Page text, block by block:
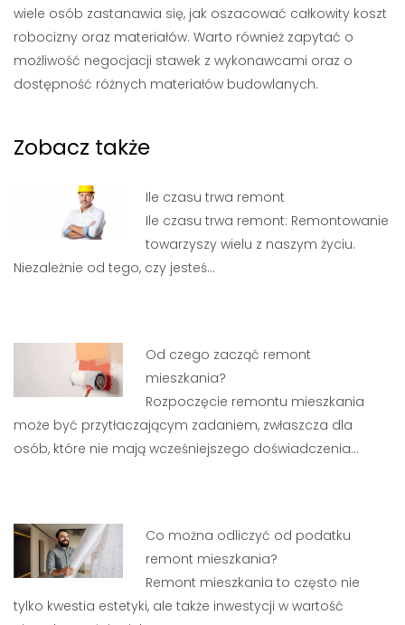
wiele osób zastanawia się, jak oszacować całkowity koszt
robocizny oraz materiałów. Warto również zapytać o
możliwość negocjacji stawek z wykonawcami oraz o
dostępność różnych materiałów budowlanych.
Zobacz także
Ile czasu trwa remont
Ile czasu trwa remont: Remontowanie
towarzyszy wielu z naszym życiu.
Niezależnie od tego, czy jesteś…
Od czego zacząć remont
mieszkania?
Rozpoczęcie remontu mieszkania
może być przytłaczającym zadaniem, zwłaszcza dla
osób, które nie mają wcześniejszego doświadczenia…
Co można odliczyć od podatku
remont mieszkania?
Remont mieszkania to często nie
tylko kwestia estetyki, ale także inwestycji w wartość